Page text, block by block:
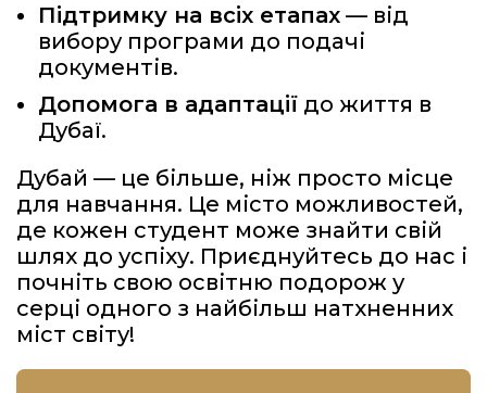
Підтримку на всіх етапах — від
вибору програми до подачі
документів.
Допомога в адаптації до життя в
Дубаї.
Дубай — це більше, ніж просто місце
для навчання. Це місто можливостей,
де кожен студент може знайти свій
шлях до успіху. Приєднуйтесь до нас і
почніть свою освітню подорож у
серці одного з найбільш натхненних
міст світу!